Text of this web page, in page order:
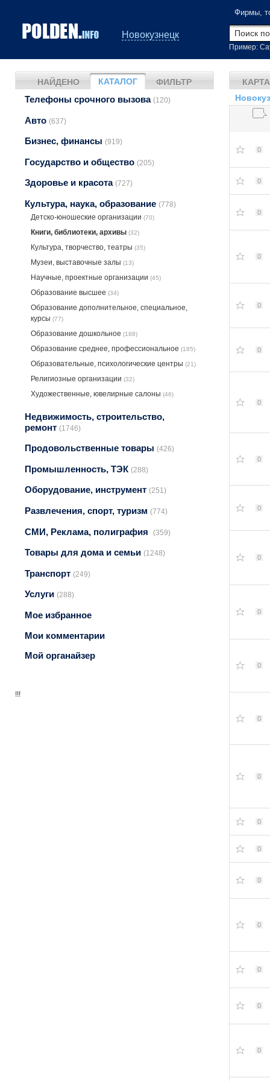
Новокузнецк
Фирмы,
Пример:
НАЙДЕНО КАТАЛОГ ФИЛЬТР
Телефоны срочного вызова (120)
Авто (637)
Бизнес, финансы (919)
Государство и общество (205)
Здоровье и красота (727)
Культура, наука, образование (778)
Детско-юношеские организации (70)
Книги, библиотеки, архивы (32)
Культура, творчество, театры (35)
Музеи, выставочные залы (13)
Научные, проектные организации (45)
Образование высшее (34)
Образование дополнительное, специальное,
курсы (77)
Образование дошкольное (188)
Образование среднее, профессиональное (185)
Образовательные, психологические центры (21)
Религиозные организации (32)
Художественные, ювелирные салоны (46)
Недвижимость, строительство,
ремонт (1746)
Продовольственные товары (426)
Промышленность, ТЭК (288)
Оборудование, инструмент (251)
Развлечения, спорт, туризм (774)
СМИ, Реклама, полиграфия (359)
Товары для дома и семьи (1248)
Транспорт (249)
Услуги (288)
Мое избранное
Мои комментарии
Мой органайзер
!!!
КАРТА
0
0
0
0
0
0
0
0
0
0
0
0
0
0
0
0
0
0
0
0
0